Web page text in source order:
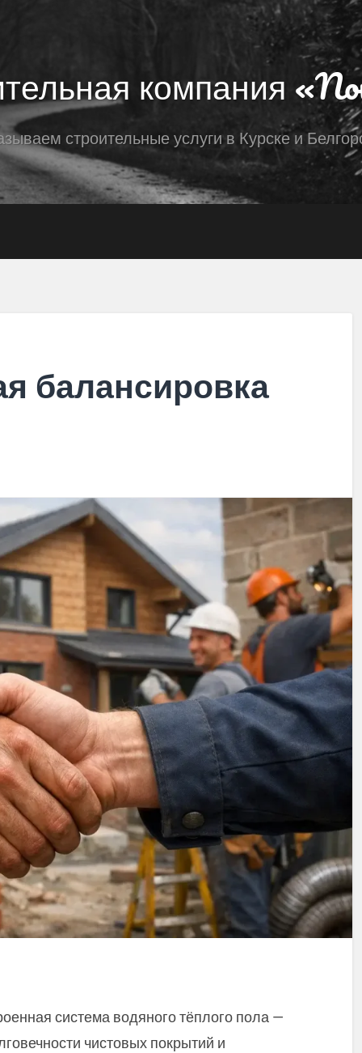
компания
строительные услуги в Курске и
балансировка
система водяного тёплого пола —
чистовых покрытий и